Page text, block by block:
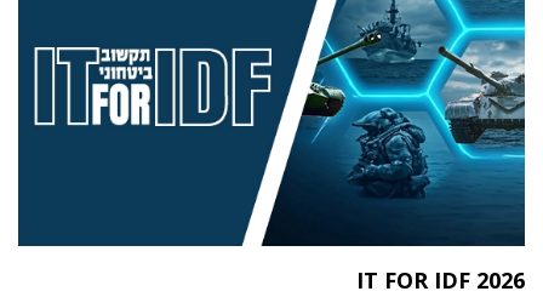
IT FOR IDF 2026